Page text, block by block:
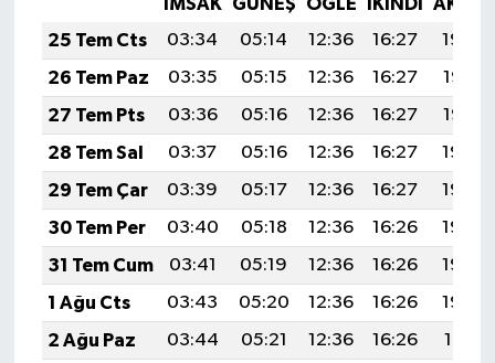
İMSAK GÜNEŞ ÖĞLE İKINDI
25 Tem Cts
03:34 05:14 12:36 16:27
19:48
26 Tem Paz
03:35 05:15 12:36 16:27
19:47
27 Tem Pts
03:36 05:16 12:36 16:27
19:47
28 Tem Sal
03:37 05:16 12:36 16:27
19:46
29 Tem Çar
03:39 05:17 12:36 16:27
19:45
30 Tem Per
03:40 05:18 12:36 16:26
19:44
31 Tem Cum
03:41 05:19 12:36 16:26
19:43
1 Ağu Cts
03:43 05:20 12:36 16:26
19:42
2 Ağu Paz
03:44 05:21 12:36 16:26
19:41
KÜLTÜR SANAT
MAGAZİN
Otomobil
POLİTİKA
Sağlık
SİYASET
SPOR HABERLERİ